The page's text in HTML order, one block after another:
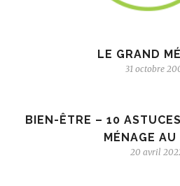
LE GRAND
31 octobre
BIEN-ÊTRE – 10
MÉNAGE AU
20 avril